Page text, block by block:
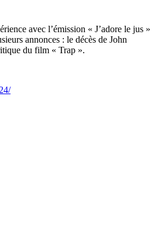
avec l’émission « J’adore le jus »
annonces : le décès de John
du film « Trap ».